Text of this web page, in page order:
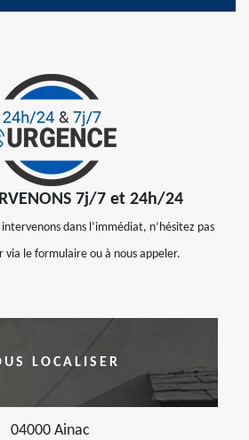
7j/7 et 24h/24
intervenons dans l’immédiat, n’hésitez pas
via le formulaire ou à nous appeler.
LOCALISER
04000 Ainac